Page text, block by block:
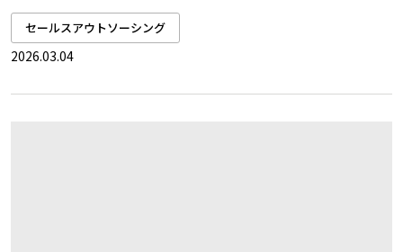
セールスアウトソーシング
2026.03.04